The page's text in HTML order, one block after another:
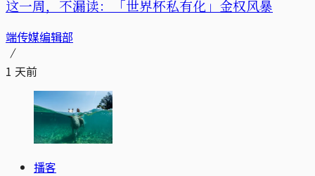
这一周，不漏读：「世界杯私有化」金权风暴
端传媒编辑部
1 天前
播客